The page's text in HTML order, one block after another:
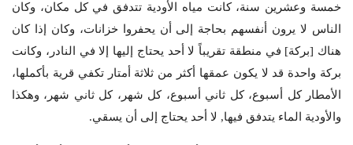
خمسة وعشرين سنة، كانت مياه الأودية تتدفق في كل مكان، وكان
الناس لا يرون أنفسهم بحاجة إلى أن يحفروا خزانات، وكان إذا كان
هناك [بركة] في منطقة تقريباً لا أحد يحتاج إليها إلا في النادر، وكانت
بركة واحدة قد لا يكون عمقها أكثر من ثلاثة أمتار تكفي قرية بأكملها،
الأمطار كل أسبوع، كل ثاني أسبوع، كل شهر، كل ثاني شهر، وهكذا
والأودية الماء يتدفق فيها, لا أحد يحتاج إلى أن يسقي.